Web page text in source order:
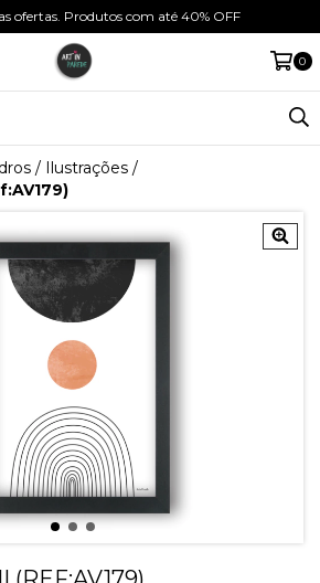
ofertas. Produtos com até 40% OFF
0
/ Ilustrações /